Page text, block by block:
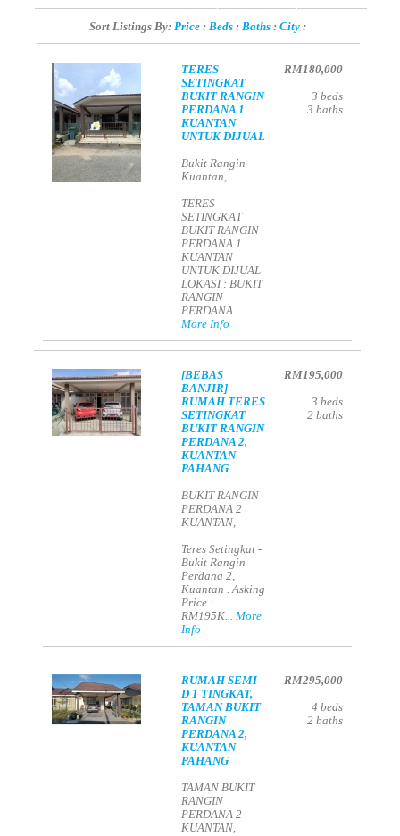
Sort Listings By: Price : Beds : Baths : City :
TERES
SETINGKAT
BUKIT RANGIN
PERDANA 1
KUANTAN
UNTUK DIJUAL
Bukit Rangin
Kuantan,
TERES
SETINGKAT
BUKIT RANGIN
PERDANA 1
KUANTAN
UNTUK DIJUAL
LOKASI : BUKIT
RANGIN
PERDANA...
More Info
RM180,000
3 beds
3 baths
[BEBAS
BANJIR]
RUMAH TERES
SETINGKAT
BUKIT RANGIN
PERDANA 2,
KUANTAN
PAHANG
BUKIT RANGIN
PERDANA 2
KUANTAN,
Teres Setingkat -
Bukit Rangin
Perdana 2,
Kuantan . Asking
Price :
RM195K...More
Info
RM195,000
3 beds
2 baths
RUMAH SEMI-
D 1 TINGKAT,
TAMAN BUKIT
RANGIN
PERDANA 2,
KUANTAN
PAHANG
TAMAN BUKIT
RANGIN
PERDANA 2
KUANTAN,
RM295,000
4 beds
2 baths